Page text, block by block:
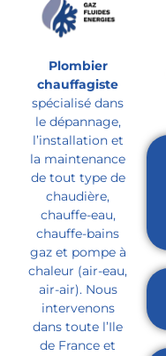
Plombier
chauffagiste
spécialisé dans
le dépannage,
l’installation et
la maintenance
de tout type de
chaudière,
chauffe-eau,
chauffe-bains
gaz et pompe à
chaleur (air-eau,
air-air). Nous
intervenons
dans toute l’Ile
de France et